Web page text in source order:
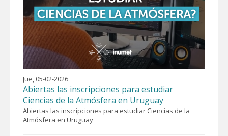
Jue, 05-02-2026
Abiertas las inscripciones para estudiar
Ciencias de la Atmósfera en Uruguay
Abiertas las inscripciones para estudiar Ciencias de la
Atmósfera en Uruguay